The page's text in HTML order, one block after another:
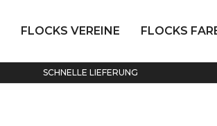
FLOCKS VEREINE FLOCKS
SCHNELLE LIEFERUNG